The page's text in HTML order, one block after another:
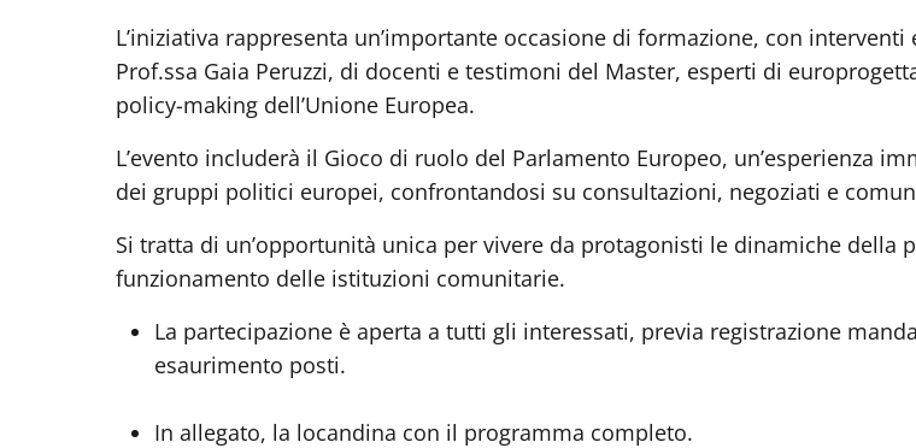
L’iniziativa rappresenta un’importante occasione di formazione, con
Prof.ssa Gaia Peruzzi, di docenti e testimoni del Master, esperti di
policy-making dell’Unione Europea.
L’evento includerà il Gioco di ruolo del Parlamento Europeo, un’esperienza
dei gruppi politici europei, confrontandosi su consultazioni, negoziati e
Si tratta di un’opportunità unica per vivere da protagonisti le dinamiche della
funzionamento delle istituzioni comunitarie.
La partecipazione è aperta a tutti gli interessati, previa registrazione
esaurimento posti.
In allegato, la locandina con il programma completo.